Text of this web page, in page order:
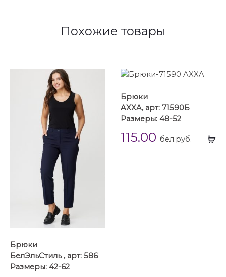
Похожие товары
Брюки
БелЭльСтиль , арт: 586
Размеры: 42-62
Брюки
AXXA, арт: 71590Б
Размеры: 48-52
115.00 бел.руб.